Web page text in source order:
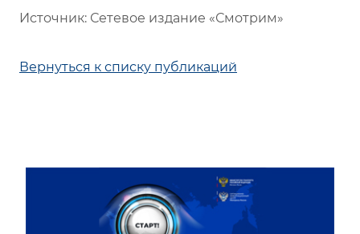
Источник: Сетевое издание «Смотрим»
Вернуться к списку публикаций